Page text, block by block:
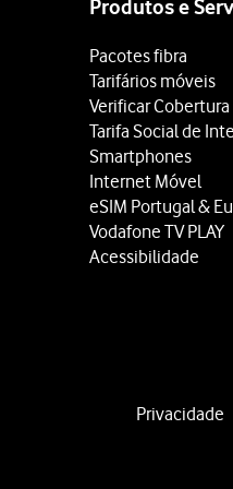
Produtos e
Pacotes fibra
Tarifários móveis
Verificar Cobertura
Tarifa Social de
Smartphones
Internet Móvel
eSIM Portugal &
Vodafone TV PLAY
Acessibilidade
Privacidade